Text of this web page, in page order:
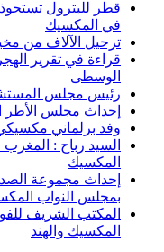
في المكسيك
ترحيل الآلاف من
قراءة في تقرير
الوسطى
رئيس مجلس
إحداث مجلس الأطر
وفد برلماني
السيد رباح :
المكسيك
إحداث مجموعة
بمجلس النواب
المكتب الشريف
المكسيك والهند